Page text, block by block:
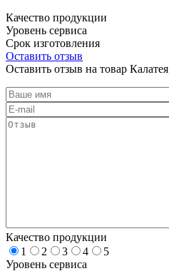
Качество продукции
Уровень сервиса
Срок изготовления
Оставить отзыв
Оставить отзыв на товар Калатея
Качество продукции
1
2 3 4
5
Уровень сервиса